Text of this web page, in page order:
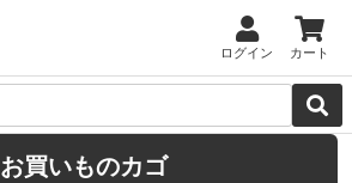
ログイン カート
お買いものカゴ